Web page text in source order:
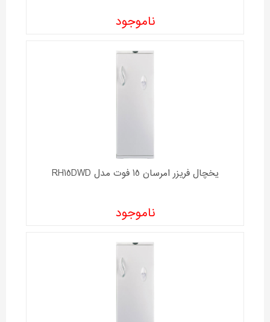
ناموجود
یخچال فریزر امرسان 15 فوت مدل RH15DWD
ناموجود